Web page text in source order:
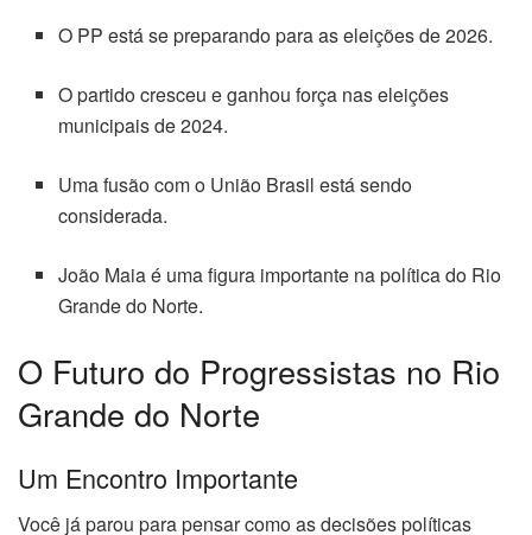
O PP está se preparando para as eleições de 2026.
O partido cresceu e ganhou força nas eleições
municipais de 2024.
Uma fusão com o União Brasil está sendo
considerada.
João Maia é uma figura importante na política do Rio
Grande do Norte.
O Futuro do Progressistas no Rio
Grande do Norte
Um Encontro Importante
Você já parou para pensar como as decisões políticas